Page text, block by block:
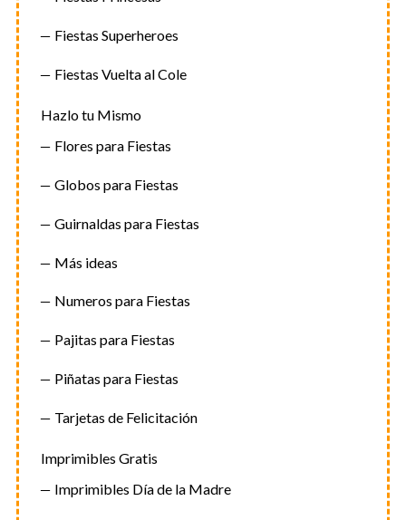
Fiestas Superheroes
Fiestas Vuelta al Cole
Hazlo tu Mismo
Flores para Fiestas
Globos para Fiestas
Guirnaldas para Fiestas
Más ideas
Numeros para Fiestas
Pajitas para Fiestas
Piñatas para Fiestas
Tarjetas de Felicitación
Imprimibles Gratis
Imprimibles Día de la Madre